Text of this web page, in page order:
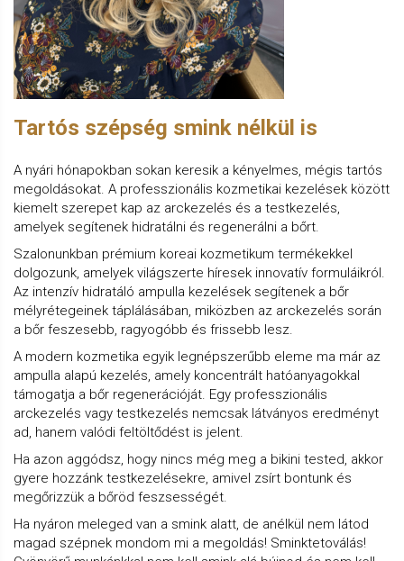
Tartós szépség smink nélkül is
A nyári hónapokban sokan keresik a kényelmes, mégis tartós
megoldásokat. A professzionális kozmetikai kezelések között
kiemelt szerepet kap az arckezelés és a testkezelés,
amelyek segítenek hidratálni és regenerálni a bőrt.
Szalonunkban prémium koreai kozmetikum termékekkel
dolgozunk, amelyek világszerte híresek innovatív formuláikról.
Az intenzív hidratáló ampulla kezelések segítenek a bőr
mélyrétegeinek táplálásában, miközben az arckezelés során
a bőr feszesebb, ragyogóbb és frissebb lesz.
A modern kozmetika egyik legnépszerűbb eleme ma már az
ampulla alapú kezelés, amely koncentrált hatóanyagokkal
támogatja a bőr regenerációját. Egy professzionális
arckezelés vagy testkezelés nemcsak látványos eredményt
ad, hanem valódi feltöltődést is jelent.
Ha azon aggódsz, hogy nincs még meg a bikini tested, akkor
gyere hozzánk testkezelésekre, amivel zsírt bontunk és
megőrizzük a bőröd feszsességét.
Ha nyáron meleged van a smink alatt, de anélkül nem látod
magad szépnek mondom mi a megoldás! Sminktetoválás!